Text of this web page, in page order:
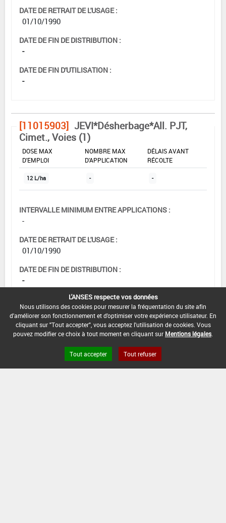
DATE DE RETRAIT DE L'USAGE :
01/10/1990
DATE DE FIN DE DISTRIBUTION :
-
DATE DE FIN D'UTILISATION :
-
[11015903] JEVI*Désherbage*All. PJT,
Cimet., Voies (1)
DOSE MAX
D'EMPLOI
NOMBRE MAX
D'APPLICATION
DÉLAIS AVANT
RÉCOLTE
12 L/ha - -
INTERVALLE MINIMUM ENTRE APPLICATIONS :
-
DATE DE RETRAIT DE L'USAGE :
01/10/1990
DATE DE FIN DE DISTRIBUTION :
-
DATE DE FIN D'UTILISATION :
-
L'ANSES respecte vos données
Nous utilisons des cookies pour mesurer la fréquentation du site afin
d'améliorer son fonctionnement et d'optimiser votre expérience utilisateur. En
cliquant sur "Tout accepter", vous acceptez l'utilisation de cookies. Vous
pouvez modifier ce choix à tout moment en cliquant sur Mentions légales
Tout accepter Tout refuser